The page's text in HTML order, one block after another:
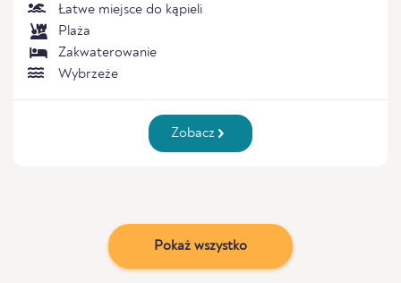
Łatwe miejsce do kąpieli
Plaża
Zakwaterowanie
Wybrzeże
Zobacz
Pokaż wszystko